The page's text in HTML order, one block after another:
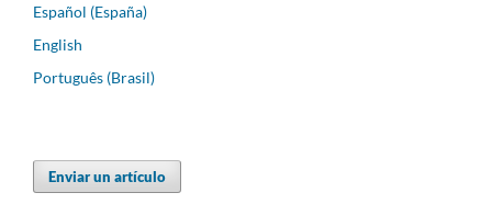
Español (España)
English
Português (Brasil)
Enviar un artículo